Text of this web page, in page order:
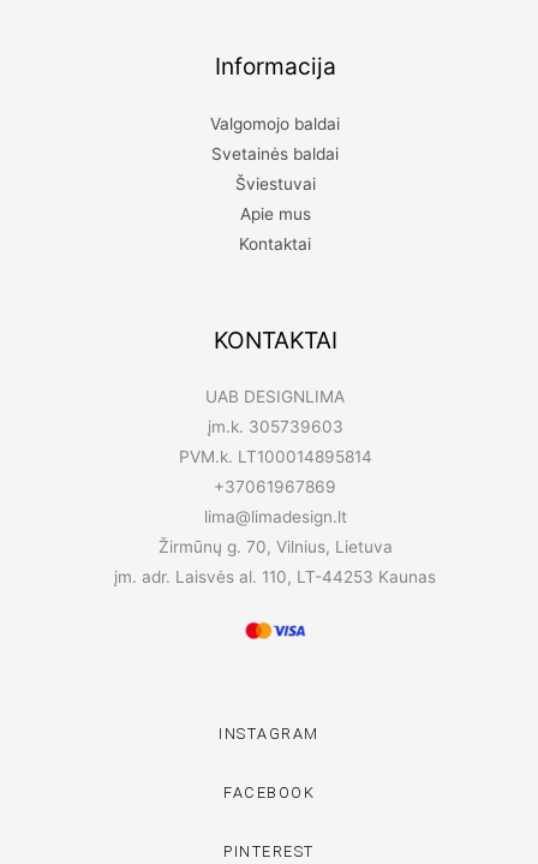
Informacija
Valgomojo baldai
Svetainės baldai
Šviestuvai
Apie mus
Kontaktai
KONTAKTAI
UAB DESIGNLIMA
įm.k. 305739603
PVM.k. LT100014895814
+37061967869
lima@limadesign.lt
Žirmūnų g. 70, Vilnius, Lietuva
įm. adr. Laisvės al. 110, LT-44253 Kaunas
INSTAGRAM
FACEBOOK
PINTEREST